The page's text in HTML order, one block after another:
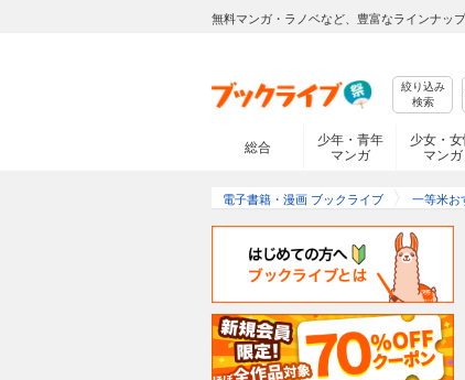
無料マンガ・ラノベなど、豊富なラインナッ
絞り込み
検索
総合
少年・青年
マンガ
少女・
マンガ
電子書籍・漫画 ブックライブ 一等米お